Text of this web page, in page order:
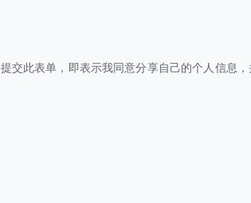
提交此表单，即表示我同意分享自己的个人信息